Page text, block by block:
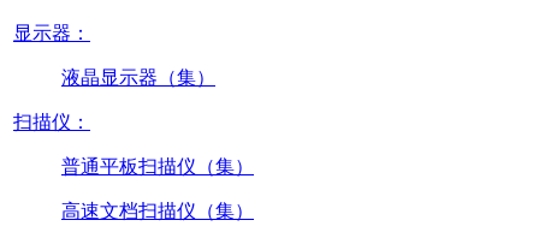
显示器：
液晶显示器（集）
扫描仪：
普通平板扫描仪（集）
高速文档扫描仪（集）